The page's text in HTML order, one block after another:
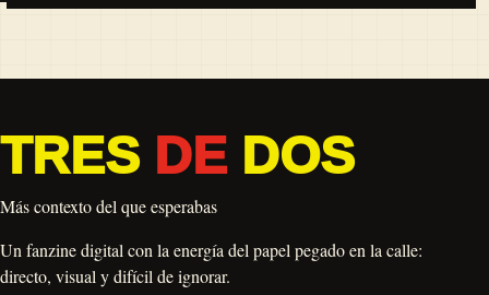
TRES DEDOS
Más contexto del que esperabas
Un fanzine digital con la energía del papel pegado en la calle:
directo, visual y difícil de ignorar.